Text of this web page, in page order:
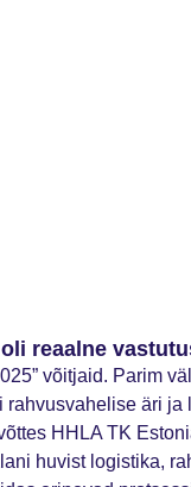
reaalne
võitjaid. Parim
äri ja
HHLA TK
huvist logistika,